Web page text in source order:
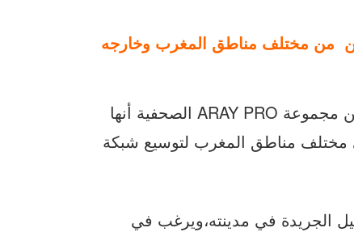
تعلن إدارة جريدة “الرأي 24” الإلكترونية الصادرة عن مجموعة ARAY PRO الصحفية أنها
مناطق المغرب لتوسيع شبكة
الجريدة في مدينته،ويرغب في